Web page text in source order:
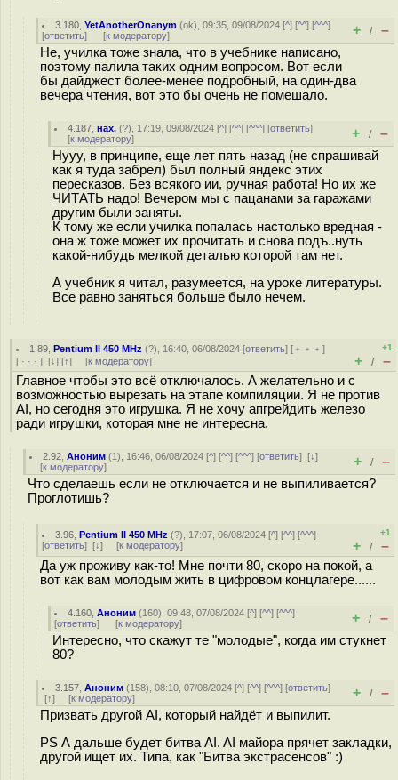
3.180 ,YetAnotherOnanym (ok), 09:35, 09/08/2024 [^] [^^] [^^^]
[ответить] [к модератору] + / –
Не, училка тоже знала, что в учебнике написано,
поэтому палила таких одним вопросом. Вот если
бы дайджест более-менее подробный, на один-два
вечера чтения, вот это бы очень не помешало.
4.187 ,нах. (?), 17:19, 09/08/2024 [^] [^^] [^^^] [ответить]
[к модератору] + / –
Нууу, в принципе, еще лет пять назад (не спрашивай
как я туда забрел) был полный яндекс этих
пересказов. Без всякого ии, ручная работа! Но их же
ЧИТАТЬ надо! Вечером мы с пацанами за гаражами
другим были заняты.
К тому же если училка попалась настолько вредная -
она ж тоже может их прочитать и снова подъ..нуть
какой-нибудь мелкой деталью которой там нет.
А учебник я читал, разумеется, на уроке литературы.
Все равно заняться больше было нечем.
1.89 ,Pentium II 450 MHz (?), 16:40, 06/08/2024 [ответить] [ ﹢﹢﹢]
[ · · · ] [↓] [↑] [к модератору]
+1
+ / –
Главное чтобы это всё отключалось. А желательно и с
возможностью вырезать на этапе компиляции. Я не против
AI, но сегодня это игрушка. Я не хочу апгрейдить железо
ради игрушки, которая мне не интересна.
2.92 ,Аноним (1), 16:46, 06/08/2024 [^] [^^] [^^^] [ответить][↓]
[к модератору] + / –
Что сделаешь если не отключается и не выпиливается?
Проглотишь?
3.96 ,Pentium II 450 MHz (?), 17:07, 06/08/2024 [^] [^^] [^^^]
[ответить] [↓] [к модератору]
+1
+ / –
Да уж проживу как-то! Мне почти 80, скоро на покой, а
вот как вам молодым жить в цифровом концлагере......
4.160 ,Аноним (160), 09:48, 07/08/2024 [^] [^^] [^^^]
[ответить] [к модератору] + / –
Интересно, что скажут те "молодые", когда им стукнет
80?
3.157 ,Аноним (158), 08:10, 07/08/2024 [^] [^^] [^^^] [ответить]
[↑] [к модератору] + / –
Призвать другой AI, который найдёт и выпилит.
PS А дальше будет битва AI. AI майора прячет закладки,
другой ищет их. Типа, как "Битва экстрасенсов" :)